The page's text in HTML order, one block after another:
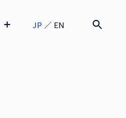
JP ／ EN